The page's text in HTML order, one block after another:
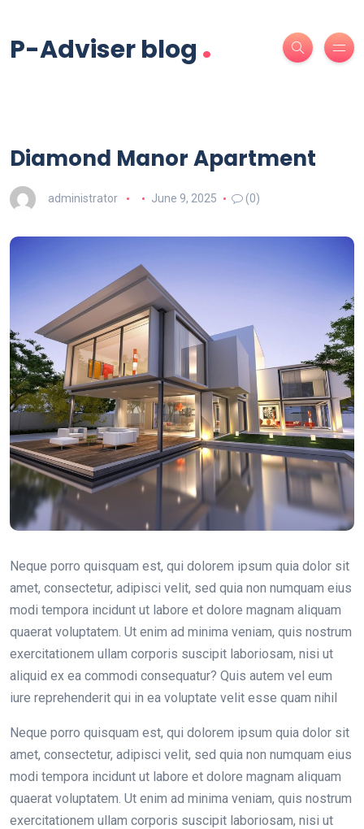
P-Adviser blog .
Diamond Manor Apartment
administrator June 9, 2025 (0)
Neque porro quisquam est, qui dolorem ipsum quia dolor sit
amet, consectetur, adipisci velit, sed quia non numquam eius
modi tempora incidunt ut labore et dolore magnam aliquam
quaerat voluptatem. Ut enim ad minima veniam, quis nostrum
exercitationem ullam corporis suscipit laboriosam, nisi ut
aliquid ex ea commodi consequatur? Quis autem vel eum
iure reprehenderit qui in ea voluptate velit esse quam nihil
Neque porro quisquam est, qui dolorem ipsum quia dolor sit
amet, consectetur, adipisci velit, sed quia non numquam eius
modi tempora incidunt ut labore et dolore magnam aliquam
quaerat voluptatem. Ut enim ad minima veniam, quis nostrum
exercitationem ullam corporis suscipit laboriosam, nisi ut